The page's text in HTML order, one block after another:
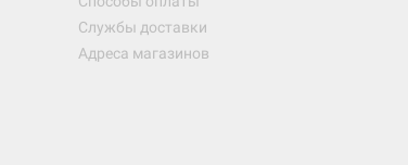
Службы доставки
Адреса магазинов